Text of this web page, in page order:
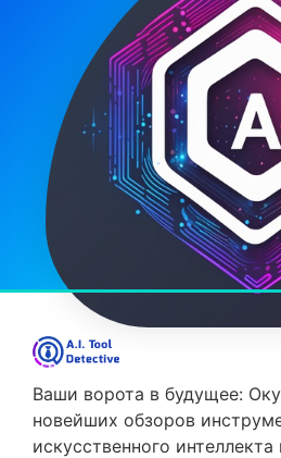
Ваши ворота в будущее:
новейших обзоров
искусственного